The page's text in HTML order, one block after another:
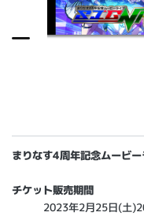
まりなす4周年記念ムービ
チケット販売期間
2023年2月25日(土